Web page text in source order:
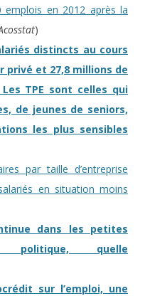
en 2012 après la
)
distincts au cours
privé et 27,8 millions de
TPE sont celles qui
de jeunes de seniors,
les plus sensibles
par taille d’entreprise
en situation moins
dans les petites
quelle
sur l’emploi, une